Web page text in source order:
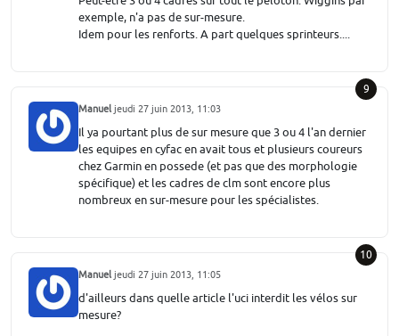
exemple, n'a pas de sur-mesure.
Idem pour les renforts. A part quelques sprinteurs....
9
Manuel jeudi 27 juin 2013, 11:03
Il ya pourtant plus de sur mesure que 3 ou 4 l'an dernier
les equipes en cyfac en avait tous et plusieurs coureurs
chez Garmin en possede (et pas que des morphologie
spécifique) et les cadres de clm sont encore plus
nombreux en sur-mesure pour les spécialistes.
10
Manuel jeudi 27 juin 2013, 11:05
d'ailleurs dans quelle article l'uci interdit les vélos sur
mesure?